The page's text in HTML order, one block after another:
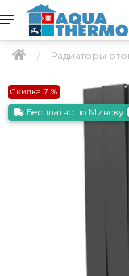
Радиаторы
Скидка 7 %
Бесплатно по Минску